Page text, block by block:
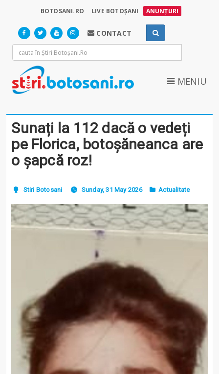
BOTOSANI.RO LIVE BOTOȘANI ANUNȚURI
CONTACT
MENIU
Sunați la 112 dacă o vedeți
pe Florica, botoșăneanca are
o șapcă roz!
Stiri Botosani Sunday, 31 May 2026 Actualitate